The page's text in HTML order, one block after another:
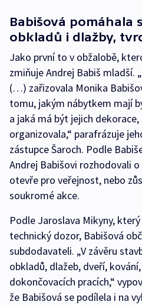
Babišová pomáhala
obkladů i dlažby,
Jako první to v obžalobě,
zmiňuje Andrej Babiš
(…) zařizovala Monika
tomu, jakým nábytkem mají
a jaká má být jejich
organizovala,“ parafrázuje
zástupce Šaroch. Podle
Andrej Babišovi rozhodovali
otevře pro veřejnost, nebo
soukromé akce.
Podle Jaroslava Mikyny,
technický dozor, Babišová
subdodavateli. „V závěru
obkladů, dlažeb, dveří,
dokončovacích pracích,“
že Babišová se podílela i na